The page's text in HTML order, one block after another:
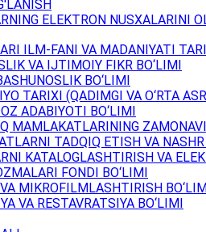
ELEKTRON NUSXALARINI
ILM-FANI VA MADANIYATI
VA IJTIMOIY FIKR BO‘LIMI
BO‘LIMI
TARIXI (QADIMGI VA O‘RTA
ADABIYOTI BO‘LIMI
MAMLAKATLARINING
TADQIQ ETISH VA
KATALOGLASHTIRISH VA
FONDI BO‘LIMI
MIKROFILMLASHTIRISH
VA RESTAVRATSIYA BO‘LIMI